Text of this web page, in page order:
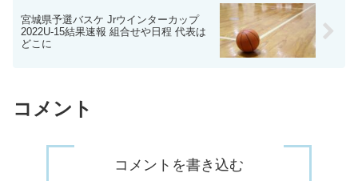
宮城県予選バスケ Jrウインターカップ
2022U-15結果速報 組合せや日程 代表は
どこに
コメント
コメントを書き込む